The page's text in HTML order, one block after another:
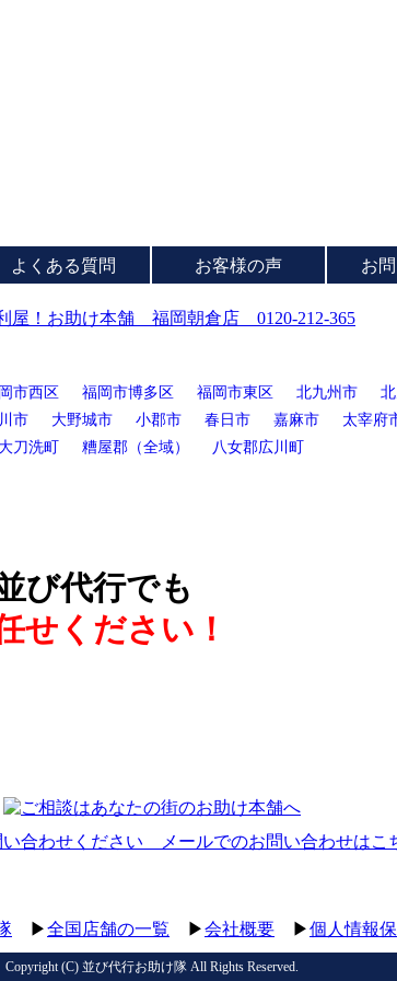
よくある質問 お客様の声 お
市西区 福岡市博多区 福岡市東区 北九州市
市 大野城市 小郡市 春日市 嘉麻市
太宰府
刀洗町 糟屋郡（全域） 八女郡広川町
び代行でも
せください！
▶全国店舗の一覧 ▶会社概要 ▶個人情報
Copyright (C) 並び代行お助け隊 All Rights Reserved.